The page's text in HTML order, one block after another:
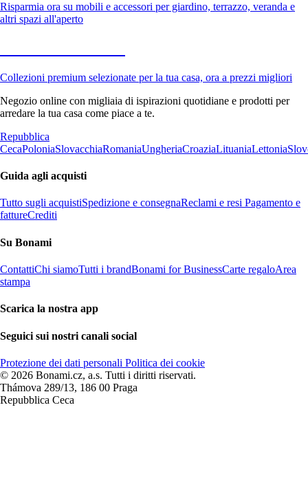
Risparmia ora su mobili e accessori per giardino, terrazzo, veranda e
altri spazi all'aperto
Collezioni premium selezionate per la tua casa, ora a prezzi migliori
Negozio online con migliaia di ispirazioni quotidiane e prodotti per
arredare la tua casa come piace a te.
Repubblica
CecaPoloniaSlovacchiaRomaniaUngheriaCroaziaLituaniaLettonia
Guida agli acquisti
Tutto sugli acquistiSpedizione e consegnaReclami e resi Pagamento e
fattureCrediti
Su Bonami
ContattiChi siamoTutti i brandBonami for BusinessCarte regaloArea
stampa
Scarica la nostra app
Seguici sui nostri canali social
Protezione dei dati personali Politica dei cookie
© 2026 Bonami.cz, a.s. Tutti i diritti riservati.
Thámova 289/13, 186 00 Praga
Repubblica Ceca